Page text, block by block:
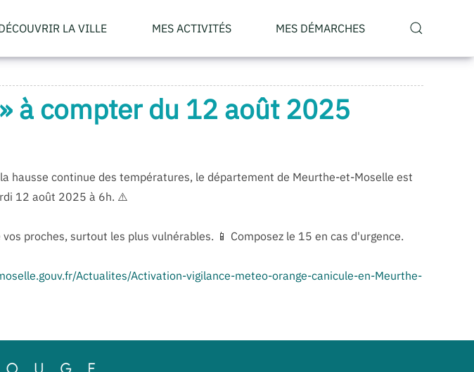
LA VILLE MES ACTIVITÉS MES DÉMARCHES
à compter du 12 août 2025
hausse continue des températures, le département de Meurthe-et-Moselle est
12 août 2025 à 6h. ⚠️
proches, surtout les plus vulnérables. 📱 Composez le 15 en cas d'urgence.
Actualites/Activation-vigilance-meteo-orange-canicule-en-Meurthe-